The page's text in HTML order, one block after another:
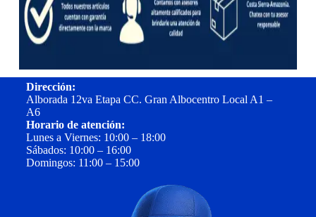
Dirección:
Alborada 12va Etapa CC. Gran Albocentro Local A1 –
A6
Horario de atención:
Lunes a Viernes: 10:00 – 18:00
Sábados: 10:00 – 16:00
Domingos: 11:00 – 15:00